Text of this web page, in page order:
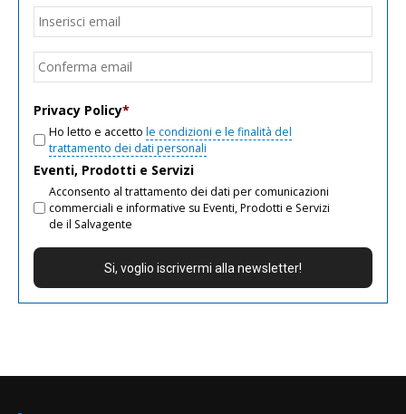
Email
Privacy Policy*
Ho letto e accetto le condizioni e le finalità del
trattamento dei dati personali
Eventi, Prodotti e Servizi
Acconsento al trattamento dei dati per comunicazioni
commerciali e informative su Eventi, Prodotti e Servizi
de il Salvagente